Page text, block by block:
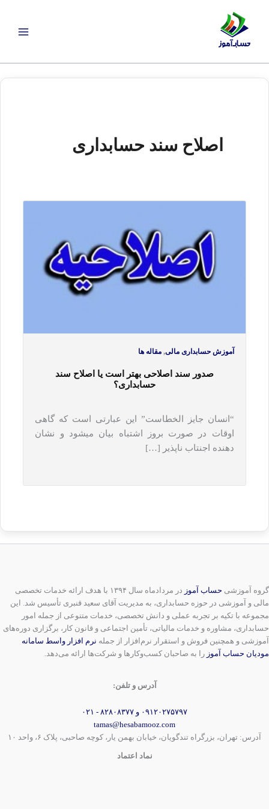
اصلاح سند حسابداری
آموزش حسابداری مالی,مقاله ها
صدور سند اصلاحی بهتر است یا اصلاح سند
حسابداری؟
“انسان جایز الخطاست” این عبارتی است که گاهی
اوقات در صورت بروز اشتباه بیان می‎شود و نشان
دهنده اجنتاب ناپذیر […]
گروه آموزشی حساب آموز
در مردادماه سال ۱۳۹۴ با هدف ارائه خدمات تخصصی
مالی و آموزشی در حوزه حسابداری، به مدیریت آقای سعید قنبری تأسیس شد. این
مجموعه با تکیه بر تجربه عملی و دانش تخصصی، خدمات متنوعی از جمله امور
حسابداری، مشاوره و خدمات مالیاتی، تأمین اجتماعی و قانون کار، برگزاری دوره‌های
آموزشی و همچنین فروش و استقرار نرم‌افزار از جمله نرم افزار واسط سامانه
مودیان حساب آموز را به صاحبان کسب‌وکارها و شرکت‌ها ارائه می‌دهد.
آدرس و تلفن:
۰۹۱۲۰۲۷۵۷۹۷ و ۸۲۸۰۸۳۷۷ - ۰۲۱
tamas@hesabamooz.com
آدرس: تهران، بزرگراه تندگویان، خیابان بهمن یار، کوچه صاحبی، پلاک ۶، واحد ۱۰
نماد اعتماد